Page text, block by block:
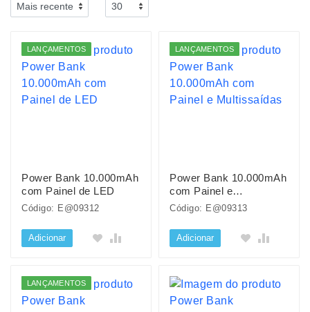
LANÇAMENTOS
Power Bank 10.000mAh
com Painel de LED
Código: E@09312
Adicionar
LANÇAMENTOS
Power Bank 10.000mAh
com Painel e
Multissaídas
Código: E@09313
Adicionar
LANÇAMENTOS